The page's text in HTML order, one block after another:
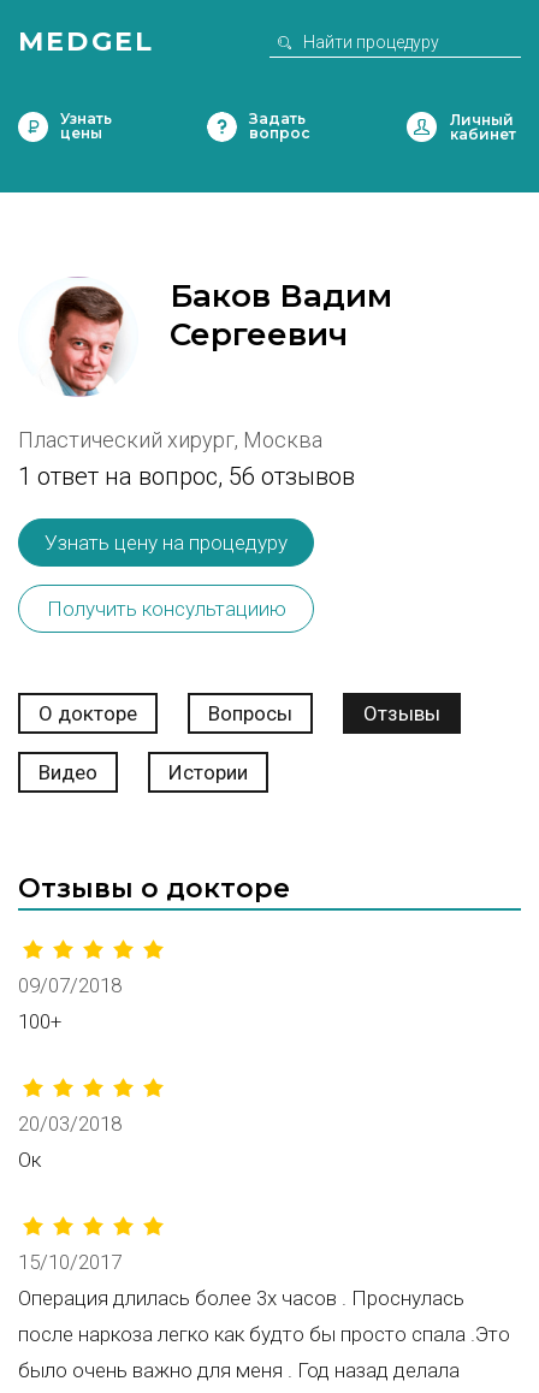
MEDGEL
Узнать
цены
Задать
вопрос
Баков Вадим
Сергеевич
Пластический хирург, Москва
1 ответ на вопрос, 56 отзывов
Узнать цену на процедуру
Получить консультациию
О докторе Вопросы Отзывы
Видео Истории
Отзывы о докторе
09/07/2018
100+
20/03/2018
Ок
15/10/2017
Операция длилась более 3х часов . Проснулась
после наркоза легко как будто бы просто спала .Это
было очень важно для меня . Год назад делала